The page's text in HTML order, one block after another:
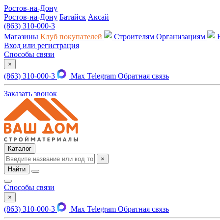
Ростов-на-Дону
Ростов-на-Дону Батайск Аксай
(863) 310-000-3
Магазины Клуб покупателей Строителям Организациям
Вход или регистрация
Способы связи
×
(863) 310-000-3 Max Telegram Обратная связь
Заказать звонок
Каталог
×
Найти
Способы связи
×
(863) 310-000-3 Max Telegram Обратная связь